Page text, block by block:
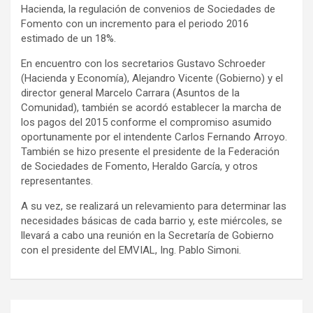
Hacienda, la regulación de convenios de Sociedades de
Fomento con un incremento para el periodo 2016
estimado de un 18%.
En encuentro con los secretarios Gustavo Schroeder
(Hacienda y Economía), Alejandro Vicente (Gobierno) y el
director general Marcelo Carrara (Asuntos de la
Comunidad), también se acordó establecer la marcha de
los pagos del 2015 conforme el compromiso asumido
oportunamente por el intendente Carlos Fernando Arroyo.
También se hizo presente el presidente de la Federación
de Sociedades de Fomento, Heraldo García, y otros
representantes.
A su vez, se realizará un relevamiento para determinar las
necesidades básicas de cada barrio y, este miércoles, se
llevará a cabo una reunión en la Secretaría de Gobierno
con el presidente del EMVIAL, Ing. Pablo Simoni.